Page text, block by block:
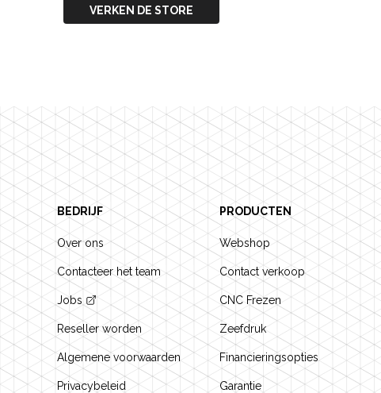
VERKEN DE STORE
Footer
BEDRIJF
Over ons
Contacteer het team
Jobs
Reseller worden
Algemene voorwaarden
Privacybeleid
PRODUCTEN
Webshop
Contact verkoop
CNC Frezen
Zeefdruk
Financieringsopties
Garantie